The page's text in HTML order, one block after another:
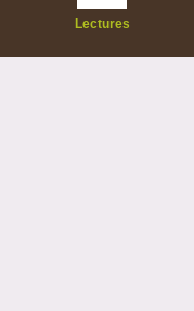
Lectures